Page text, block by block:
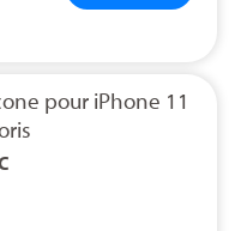
pour iPhone 11